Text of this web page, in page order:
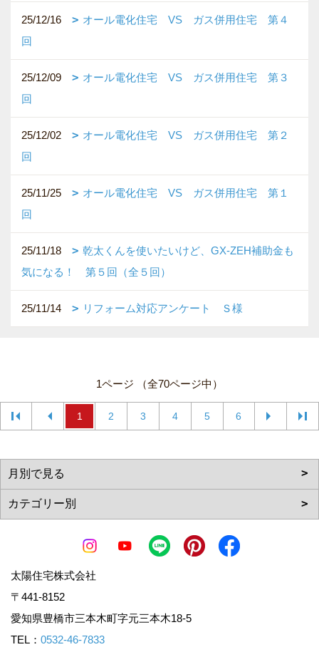
25/12/16
オール電化住宅 VS ガス併用住宅 第４
回
25/12/09
オール電化住宅 VS ガス併用住宅 第３
回
25/12/02
オール電化住宅 VS ガス併用住宅 第２
回
25/11/25
オール電化住宅 VS ガス併用住宅 第１
回
25/11/18
乾太くんを使いたいけど、GX-ZEH補助金も
気になる！ 第５回（全５回）
25/11/14 リフォーム対応アンケート Ｓ様
1ページ （全70ページ中）
1 2 3 4 5 6
太陽住宅株式会社
〒441-8152
愛知県豊橋市三本木町字元三本木18-5
TEL： 0532-46-7833